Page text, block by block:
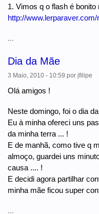
1. Vimos q o flash é
http://www.lerparaver.com/
Dia da Mãe
3 Maio, 2010 - 10:59 por jfilipe
Olá amigos !
Neste domingo, foi o dia
Eu à minha ofereci uns
da minha terra ... !
E de manhã, como tive q
almoço, guardei uns
causa .... !
E decidi agora partilhar
minha mãe ficou super